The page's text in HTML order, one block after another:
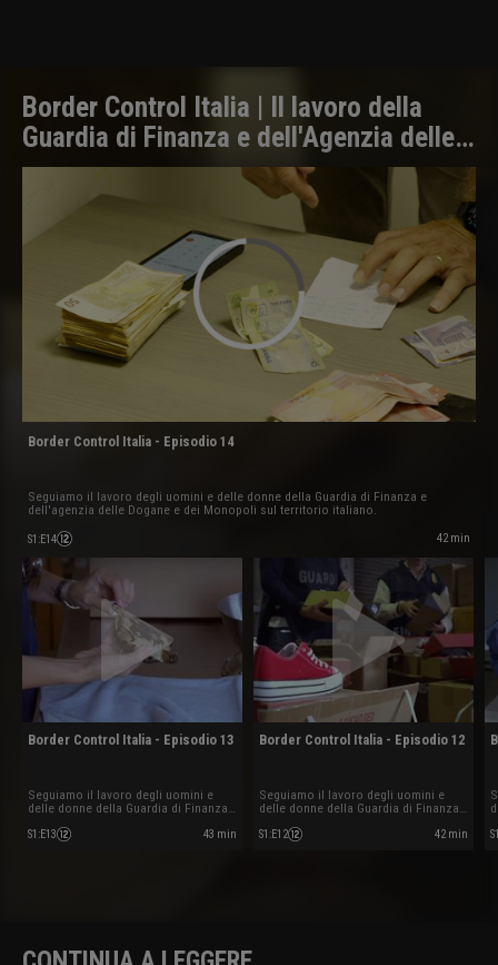
Border Control Italia | Il lavoro della
Guardia di Finanza e dell'Agenzia delle
Dogane alle frontiere
Border Control Italia - Episodio 14
Seguiamo il lavoro degli uomini e delle donne della Guardia di Finanza e
dell'agenzia delle Dogane e dei Monopoli sul territorio italiano.
S1 :E14 42 min
Border Control Italia - Episodio 13
Seguiamo il lavoro degli uomini e
delle donne della Guardia di Finanza
Monopoli sul territorio italiano.
S1 :E13 43 min
Border Control Italia - Episodio 12
Seguiamo il lavoro degli uomini e
delle donne della Guardia di Finanza
Monopoli sul territorio italiano.
S1 :E12 42 min